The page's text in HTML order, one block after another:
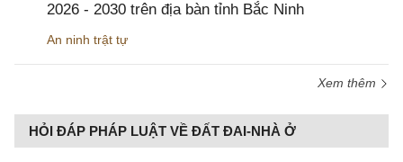
2026 - 2030 trên địa bàn tỉnh Bắc Ninh
An ninh trật tự
Xem thêm
HỎI ĐÁP PHÁP LUẬT VỀ ĐẤT ĐAI-NHÀ Ở